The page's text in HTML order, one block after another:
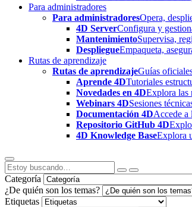
Para administradores
Para administradoresOpera,
4D ServerConfigura y
MantenimientoSupervisa,
DespliegueEmpaqueta,
Rutas de aprendizaje
Rutas de aprendizajeGuías
Aprende 4DTutoriales
Novedades en 4DExplora las
Webinars 4DSesiones
Documentación 4DAccede a
Repositorio GitHub 4D
4D Knowledge BaseExplora
Categoría
¿De quién son los temas?
Etiquetas